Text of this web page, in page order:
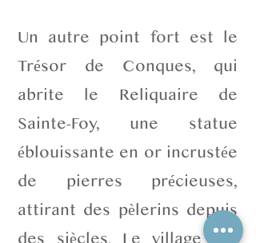
Un autre point fort est le
Trésor de Conques, qui
abrite le Reliquaire de
Sainte-Foy, une statue
éblouissante en or incrustée
de pierres précieuses,
attirant des pèlerins depuis
des siècles. Le village lui-